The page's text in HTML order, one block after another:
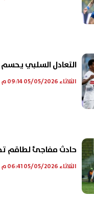
التعادل السلبي
الثلاثاء 05/05/2026 09:14 م
حادث مفاجئ لطاقم
الثلاثاء 05/05/2026 06:41 م